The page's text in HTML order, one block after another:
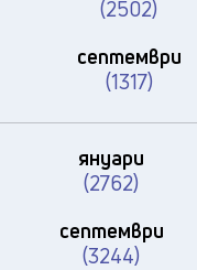
(2502)
септември
(1317)
януари
(2762)
септември
(3244)